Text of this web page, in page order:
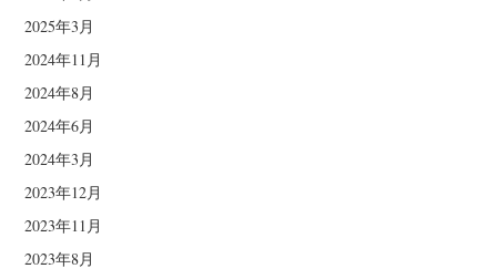
2025年3月
2024年11月
2024年8月
2024年6月
2024年3月
2023年12月
2023年11月
2023年8月